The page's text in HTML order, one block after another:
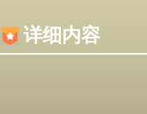
详细内容